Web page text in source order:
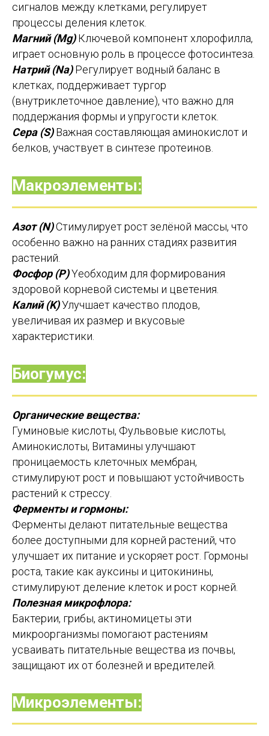
сигналов между клетками, регулирует
процессы деления клеток.
Магний (Mg)Ключевой компонент хлорофилла,
играет основную роль в процессе фотосинтеза.
Натрий (Na)Регулирует водный баланс в
клетках, поддерживает тургор
(внутриклеточное давление), что важно для
поддержания формы и упругости клеток.
Сера (S)Важная составляющая аминокислот и
белков, участвует в синтезе протеинов.
Макроэлементы:
Азот (N)Cтимулирует рост зелёной массы, что
особенно важно на ранних стадиях развития
растений.
Фосфор (P)Yеобходим для формирования
здоровой корневой системы и цветения.
Калий (K)Улучшает качество плодов,
увеличивая их размер и вкусовые
характеристики.
Биогумус:
Органические вещества:
Гуминовые кислоты, Фульвовые кислоты,
Аминокислоты, Витамины улучшают
проницаемость клеточных мембран,
стимулируют рост и повышают устойчивость
растений к стрессу.
Ферменты и гормоны:
Ферменты делают питательные вещества
более доступными для корней растений, что
улучшает их питание и ускоряет рост. Гормоны
роста, такие как ауксины и цитокинины,
стимулируют деление клеток и рост корней.
Полезная микрофлора:
Бактерии, грибы, актиномицеты эти
микроорганизмы помогают растениям
усваивать питательные вещества из почвы,
защищают их от болезней и вредителей.
Микроэлементы: